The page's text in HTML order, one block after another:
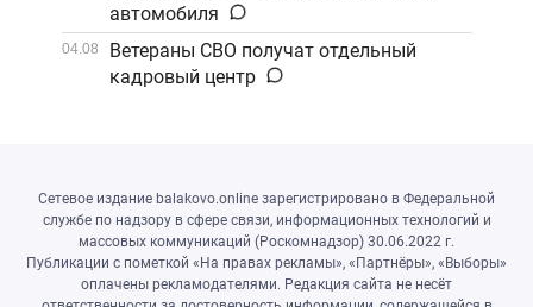
автомобиля
04.08
Ветераны СВО получат отдельный
кадровый центр
Сетевое издание balakovo.online зарегистрировано в Федеральной
службе по надзору в сфере связи, информационных технологий и
массовых коммуникаций (Роскомнадзор) 30.06.2022 г.
Публикации с пометкой «На правах рекламы», «Партнёры», «Выборы»
оплачены рекламодателями. Редакция сайта не несёт